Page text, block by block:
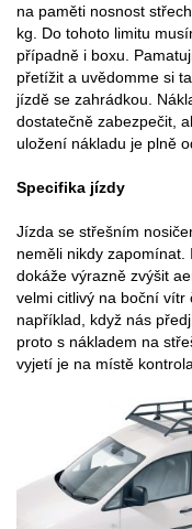
na paměti nosnost
kg. Do tohoto limitu
případně i boxu.
přetížit a uvědomme si
jízdě se zahrádkou.
dostatečně zabezpečit,
uložení nákladu je plně
Specifika jízdy
Jízda se střešním
neměli nikdy zapomínat.
dokáže výrazně zvýšit
velmi citlivý na boční vítr
například, když nás
proto s nákladem na
vyjetí je na místě